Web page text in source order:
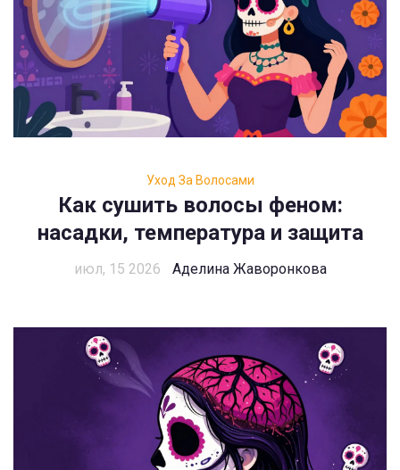
Уход За Волосами
Как сушить волосы феном:
насадки, температура и защита
июл, 15 2026 Аделина Жаворонкова